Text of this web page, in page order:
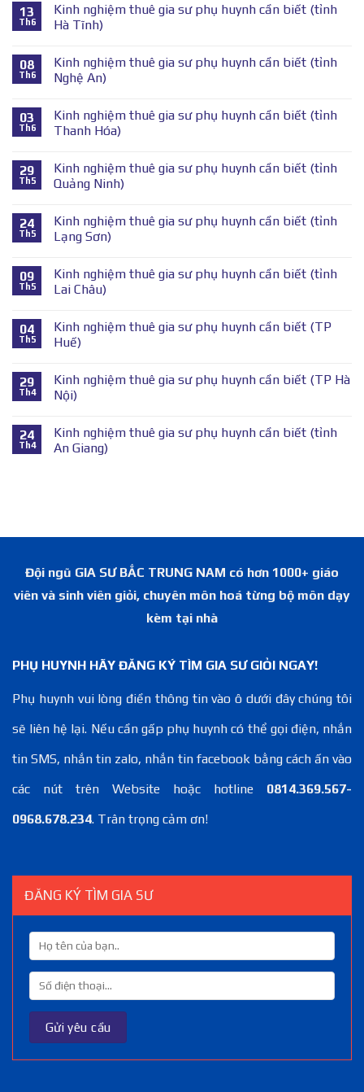
13
Th6
Kinh nghiệm thuê gia sư phụ huynh cần biết (tỉnh
Hà Tĩnh)
08
Th6
Kinh nghiệm thuê gia sư phụ huynh cần biết (tỉnh
Nghệ An)
03
Th6
Kinh nghiệm thuê gia sư phụ huynh cần biết (tỉnh
Thanh Hóa)
29
Th5
Kinh nghiệm thuê gia sư phụ huynh cần biết (tỉnh
Quảng Ninh)
24
Th5
Kinh nghiệm thuê gia sư phụ huynh cần biết (tỉnh
Lạng Sơn)
09
Th5
Kinh nghiệm thuê gia sư phụ huynh cần biết (tỉnh
Lai Châu)
04
Th5
Kinh nghiệm thuê gia sư phụ huynh cần biết (TP
Huế)
29
Th4
Kinh nghiệm thuê gia sư phụ huynh cần biết (TP Hà
Nội)
24
Th4
Kinh nghiệm thuê gia sư phụ huynh cần biết (tỉnh
An Giang)
Đội ngũ GIA SƯ BẮC TRUNG NAM có hơn 1000+ giáo
viên và sinh viên giỏi, chuyên môn hoá từng bộ môn dạy
kèm tại nhà
PHỤ HUYNH HÃY ĐĂNG KÝ TÌM GIA SƯ GIỎI NGAY!
Phụ huynh vui lòng điền thông tin vào ô dưới đây chúng tôi
sẽ liên hệ lại. Nếu cần gấp phụ huynh có thể gọi điện, nhắn
tin SMS, nhắn tin zalo, nhắn tin facebook bằng cách ấn vào
các nút trên Website hoặc hotline 0814.369.567-
0968.678.234. Trân trọng cảm ơn!
ĐĂNG KÝ TÌM GIA SƯ